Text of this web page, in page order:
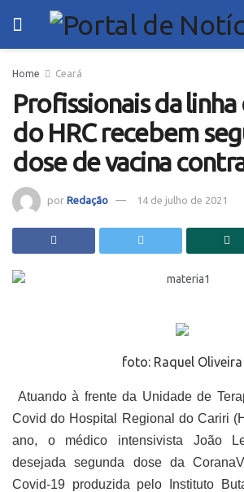
Home Ceará
Profissionais da
do HRC recebem
dose de vacina
por Redação 14 de julho de 2021
foto: Raquel Oliveira
Atuando à frente da Unidade de
Covid do Hospital Regional do Cariri
ano, o médico intensivista João
desejada segunda dose da
Covid-19 produzida pelo Instituto